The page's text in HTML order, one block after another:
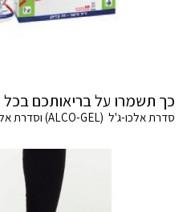
כך תשמרו על בריאותכם
סדרת אלכו-ג'ל (ALCO-GEL) וסדרת אלכו-ג'ל PHARMA WIPES